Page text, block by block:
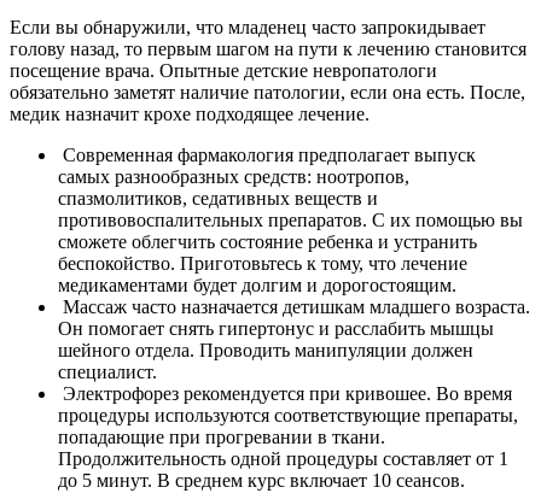
Если вы обнаружили, что младенец часто запрокидывает
голову назад, то первым шагом на пути к лечению становится
посещение врача. Опытные детские невропатологи
обязательно заметят наличие патологии, если она есть. После,
медик назначит крохе подходящее лечение.
Современная фармакология предполагает выпуск
самых разнообразных средств: ноотропов,
спазмолитиков, седативных веществ и
противовоспалительных препаратов. С их помощью вы
сможете облегчить состояние ребенка и устранить
беспокойство. Приготовьтесь к тому, что лечение
медикаментами будет долгим и дорогостоящим.
Массаж часто назначается детишкам младшего возраста.
Он помогает снять гипертонус и расслабить мышцы
шейного отдела. Проводить манипуляции должен
специалист.
Электрофорез рекомендуется при кривошее. Во время
процедуры используются соответствующие препараты,
попадающие при прогревании в ткани.
Продолжительность одной процедуры составляет от 1
до 5 минут. В среднем курс включает 10 сеансов.